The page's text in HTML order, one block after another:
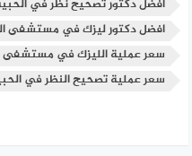
افضل دكتور تصحيح نظر في
افضل دكتور ليزك في مستشفى
سعر عملية الليزك في مستشفى
سعر عملية تصحيح النظر في